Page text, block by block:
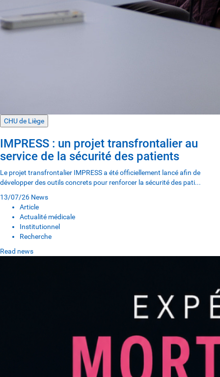
CHU de Liège
IMPRESS : un projet transfrontalier au
service de la sécurité des patients
Le projet transfrontalier IMPRESS a été officiellement lancé afin de
développer des outils concrets pour renforcer la sécurité des pati...
13/07/26 News
Article
Actualité médicale
Institutionnel
Recherche
Read news